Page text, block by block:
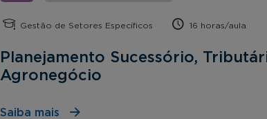
Gestão de Setores Específicos 16 horas/aula
Planejamento Sucessório,
Agronegócio
Saiba mais